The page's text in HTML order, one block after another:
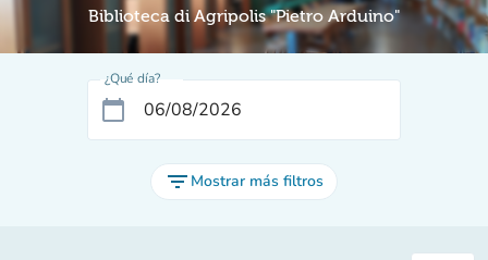
Biblioteca di Agripolis "Pietro Arduino"
¿Qué día?
calendar_today
filter_list Mostrar más filtros